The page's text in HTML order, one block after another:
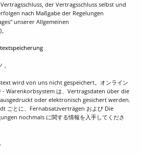
der Vertragsschluss selbst und
nach Maßgabe der Regelungen
unserer Allgemeinen
wird von uns nicht gespeichert。オンライン
- Warenkorbsystem は、Vertragsdaten über die
oder elektronisch gesichert werden.
ごとに、Fernabsatzverträgen および Die
nochmals に関する情報を入手してくださ